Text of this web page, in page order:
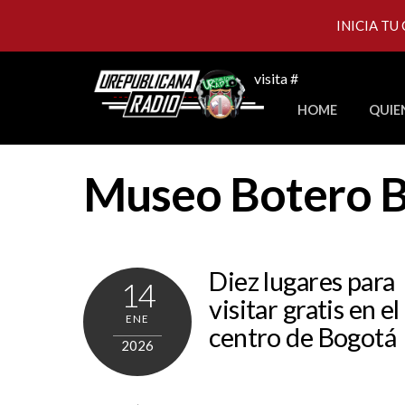
visita #
HOME
Museo Botero
14
ENE
2026
Diez lugares para
visitar gratis en el
centro de Bogotá
INICIA TU